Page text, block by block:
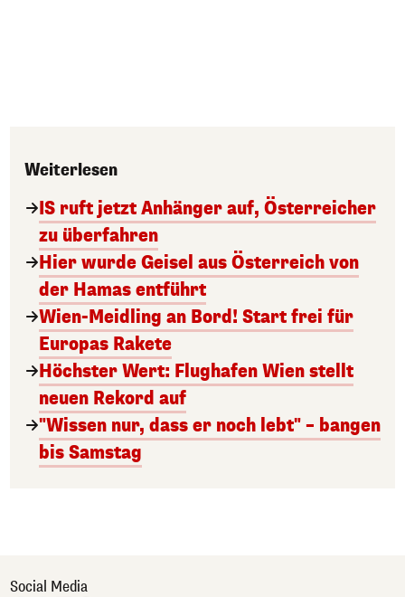
Weiterlesen
IS ruft jetzt Anhänger auf, Österreicher
zu überfahren
Hier wurde Geisel aus Österreich von
der Hamas entführt
Wien-Meidling an Bord! Start frei für
Europas Rakete
Höchster Wert: Flughafen Wien stellt
neuen Rekord auf
"Wissen nur, dass er noch lebt" – bangen
bis Samstag
Social Media